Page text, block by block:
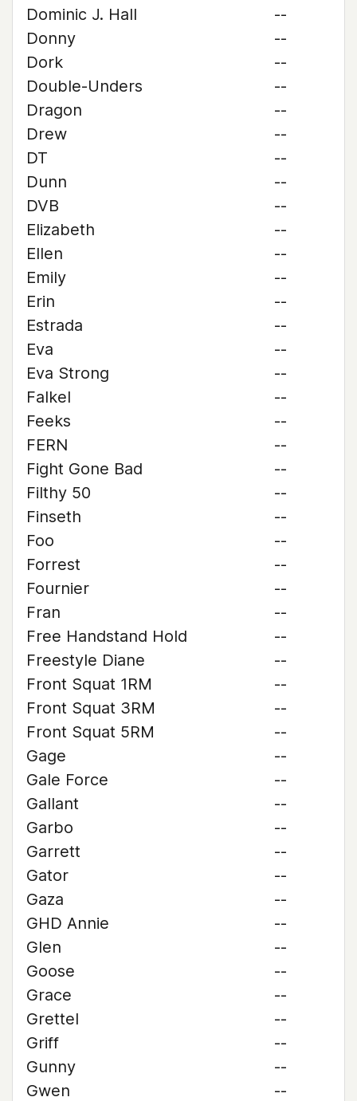
Dominic J. Hall
--
Donny
--
Dork
--
Double-Unders
--
Dragon
--
Drew
--
DT
--
Dunn
--
DVB
--
Elizabeth
--
Ellen
--
Emily
--
Erin
--
Estrada
--
Eva
--
Eva Strong
--
Falkel
--
Feeks
--
FERN
--
Fight Gone Bad
--
Filthy 50
--
Finseth
--
Foo
--
Forrest
--
Fournier
--
Fran
--
Free Handstand Hold
--
Freestyle Diane
--
Front Squat 1RM
--
Front Squat 3RM
--
Front Squat 5RM
--
Gage
--
Gale Force
--
Gallant
--
Garbo
--
Garrett
--
Gator
--
Gaza
--
GHD Annie
--
Glen
--
Goose
--
Grace
--
Grettel
--
Griff
--
Gunny
--
Gwen
--